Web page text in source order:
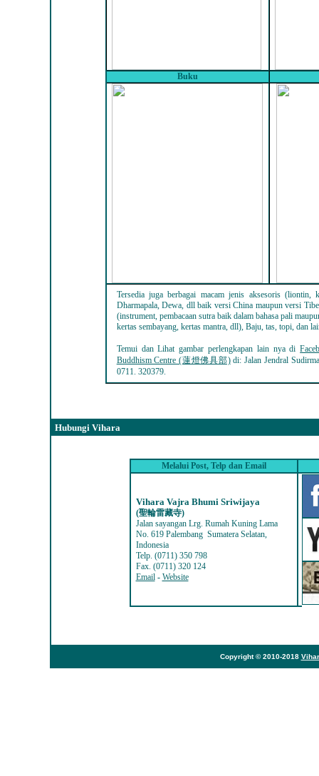
Buku
Tersedia juga berbagai macam jenis aksesoris
Dharmapala, Dewa, dll baik versi China maupun versi
(instrument, pembacaan sutra baik dalam bahasa pali
kertas sembayang, kertas mantra, dll), Baju, tas, topi, dan
Temui dan Lihat gambar perlengkapan lain nya di
Buddhism Centre (蓮燈佛具部)di: Jalan Jendral
0711. 320379.
Hubungi Vihara
Melalui Post, Telp dan Email
Vihara Vajra Bhumi Sriwijaya
(聖輪雷藏寺)
Jalan sayangan Lrg. Rumah Kuning Lama
No. 619 Palembang Sumatera Selatan,
Indonesia
Telp. (0711) 350 798
Fax. (0711) 320 124
Email - Website
Copyright © 2010-2018